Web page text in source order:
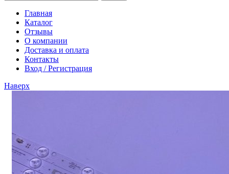
Главная
Каталог
Отзывы
О компании
Доставка и оплата
Контакты
Вход / Регистрация
Наверх